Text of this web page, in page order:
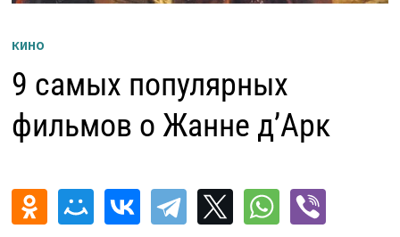
КИНО
9 cамых популярных
фильмов о Жанне д’Арк